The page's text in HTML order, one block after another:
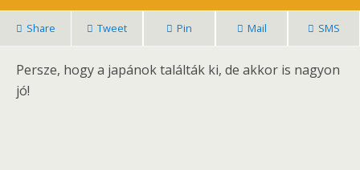
Share Tweet Pin Mail SMS
Persze, hogy a japánok találták ki, de akkor is nagyon
jó!